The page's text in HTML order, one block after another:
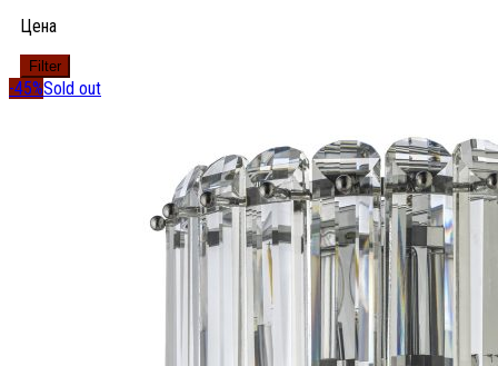
Цена
Filter
-45%Sold out